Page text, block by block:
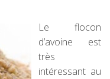
Le flocon
d’avoine est
très
intéressant au